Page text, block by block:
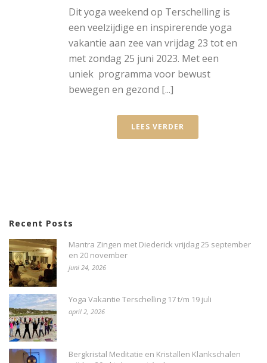
Dit yoga weekend op Terschelling is
een veelzijdige en inspirerende yoga
vakantie aan zee van vrijdag 23 tot en
met zondag 25 juni 2023. Met een
uniek programma voor bewust
bewegen en gezond [...]
LEES VERDER
Recent Posts
Mantra Zingen met Diederick vrijdag 25 september
en 20 november
juni 24, 2026
Yoga Vakantie Terschelling 17 t/m 19 juli
april 2, 2026
Bergkristal Meditatie en Kristallen Klankschalen